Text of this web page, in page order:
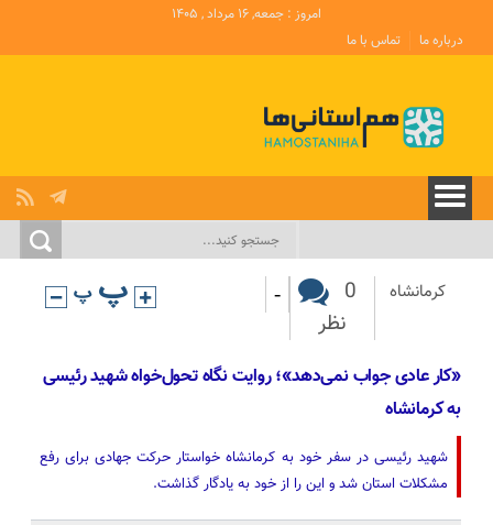
امروز : جمعه, ۱۶ مرداد , ۱۴۰۵
درباره ما
تماس با ما
کرمانشاه
0
نظر
-
«کار عادی جواب نمی‌دهد»؛ روایت نگاه تحول‌خواه شهید رئیسی
به کرمانشاه
شهید رئیسی در سفر خود به کرمانشاه خواستار حرکت جهادی برای رفع
مشکلات استان شد و این را از خود به یادگار گذاشت.